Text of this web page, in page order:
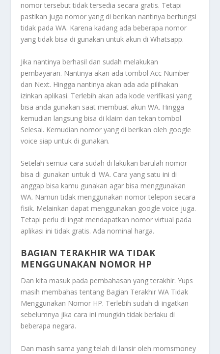
nomor tersebut tidak tersedia secara gratis. Tetapi
pastikan juga nomor yang di berikan nantinya berfungsi
tidak pada WA. Karena kadang ada beberapa nomor
yang tidak bisa di gunakan untuk akun di Whatsapp.
Jika nantinya berhasil dan sudah melakukan
pembayaran. Nantinya akan ada tombol Acc Number
dan Next. Hingga nantinya akan ada ada pilihakan
izinkan aplikasi. Terlebih akan ada kode verifikasi yang
bisa anda gunakan saat membuat akun WA. Hingga
kemudian langsung bisa di klaim dan tekan tombol
Selesai. Kemudian nomor yang di berikan oleh google
voice siap untuk di gunakan.
Setelah semua cara sudah di lakukan barulah nomor
bisa di gunakan untuk di WA. Cara yang satu ini di
anggap bisa kamu gunakan agar bisa menggunakan
WA. Namun tidak menggunakan nomor telepon secara
fisik. Melainkan dapat menggunakan google voice juga.
Tetapi perlu di ingat mendapatkan nomor virtual pada
aplikasi ini tidak gratis. Ada nominal harga.
BAGIAN TERAKHIR WA TIDAK
MENGGUNAKAN NOMOR HP
Dan kita masuk pada pembahasan yang terakhir. Yups
masih membahas tentang Bagian Terakhir WA Tidak
Menggunakan Nomor HP. Terlebih sudah di ingatkan
sebelumnya jika cara ini mungkin tidak berlaku di
beberapa negara.
Dan masih sama yang telah di lansir oleh momsmoney